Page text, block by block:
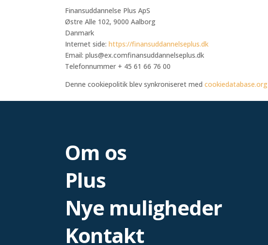
Finansuddannelse Plus ApS
Østre Alle 102, 9000 Aalborg
Danmark
Internet side:https://finansuddannelseplus.dk
Email:plus@ex.comfinansuddannelseplus.dk
Telefonnummer + 45 61 66 76 00
Denne cookiepolitik blev synkroniseret medcookiedatabase.org
Om os
Plus
Nye muligheder
Kontakt